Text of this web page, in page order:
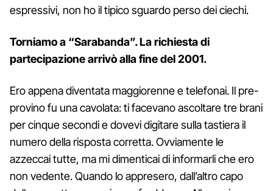
espressivi, non ho il tipico sguardo perso dei ciechi.
Torniamo a “Sarabanda”. La richiesta di
partecipazione arrivò alla fine del 2001.
Ero appena diventata maggiorenne e telefonai. Il pre-
provino fu una cavolata: ti facevano ascoltare tre brani
per cinque secondi e dovevi digitare sulla tastiera il
numero della risposta corretta. Ovviamente le
azzeccai tutte, ma mi dimenticai di informarli che ero
non vedente. Quando lo appresero, dall’altro capo